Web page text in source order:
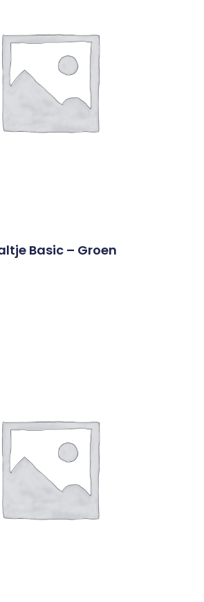
Basic – Groen